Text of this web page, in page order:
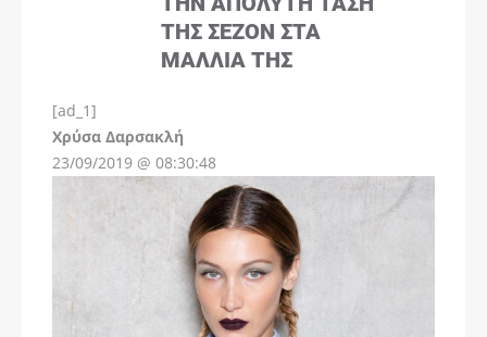
ΤΗΣ ΣΕΖΌΝ ΣΤΑ
ΜΑΛΛΙΆ ΤΗΣ
[ad_1]
Χρύσα Δαρσακλή
23/09/2019 @ 08:30:48